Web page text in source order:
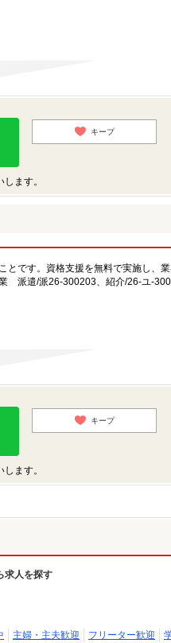
キープ
ます。
とです。資格支援を無料で実施し、
派遣/派26-300203、紹介/26-ユ-
キープ
ます。
求人を探す
主婦・主夫歓迎 フリーター歓迎